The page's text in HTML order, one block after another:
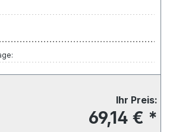
Ihr Preis:
69,14 € *